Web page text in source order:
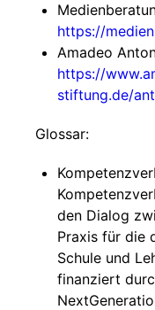
https://
Amadeo
https://
stiftung.de/
Glossar:
den Dialog
Praxis für die
Schule und
finanziert